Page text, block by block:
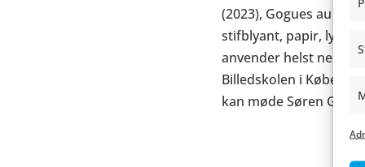
(2023), Gogues au sang
stifblyant, papir,
anvender helst neon-
Billedskolen i
kan møde Søren